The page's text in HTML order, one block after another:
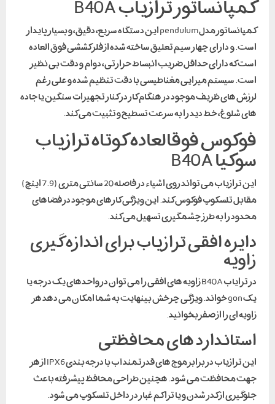
کمپانساتور ترازیاب B40A
کمپانساتور مدل pendulum این دستگاه سریع، دقیق، و بسیار پایدار
است. و دارای چهار سیم تعلیق ساخته شده از فلز کششی فوق العاده
است که دارای حداقل ضریب انبساط حرارتی، دوام و دقت بی نظیر
است. سیستم میرایی مغناطیسی با دقت تنظیم شده و علی رغم
لرزش های ظریف موجود در هنگام کار در کنار تجهیزات سنگین یا جاده
های شلوغ، خط دید را به سرعت تسطیح و تثبیت می کند.
فوکوس فوقالعاده کوتاه ترازیاب
سوکیا B40A
این ترازیاب می تواند روی اشیاء در فاصله 20 سانتی متری (7.9 اینچ)
مقابل تلسکوپ فوکوس کند. این ویژگی کارهای موجود در فضاهای
محدود را به طرز چشمگیری تسهیل می کند.
دایره افقی ترازیاب برای اندازه گیری
زاویه
در ترایاب B40A زاویه های افقی را می توان در واحدهای یک درجه یا
یک gon خواند. ویژگی چرخش بینهایت به شما امکان می دهد هر
زاویه ای را از صفر بخوانید.
استاندارد های محافظتی
این ترازیاب در برابر موج های قدرتمند آب با درجه بندی IPX6 از هر
جهت محافظت می شود. هچنین طراحی محافظ پیشرفته باعث
جلوگیری از کدر شدن و یا تراکم غبار در داخل تلسکوپ می شود.